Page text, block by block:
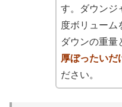
す。ダウンジ
度ボリューム
ダウンの重量
厚ぼったいだ
ださい。